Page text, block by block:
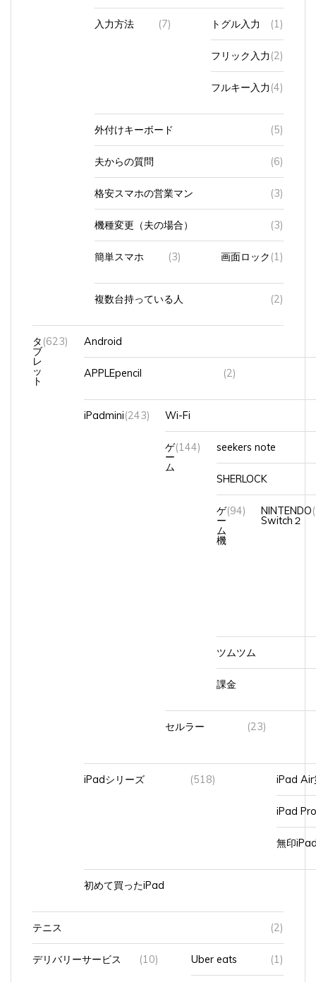
入力方法 (7) トグル入力 (1)
フリック入力 (2)
フルキー入力 (4)
外付けキーボード (5)
夫からの質問 (6)
格安スマホの営業マン (3)
機種変更（夫の場合） (3)
簡単スマホ (3) 画面ロック (1)
複数台持っている人 (2)
タ
ブ
レ
ッ
ト
(623) Android
APPLEpencil (2)
iPadmini(243) Wi-Fi
ゲ
ー
ム
(144) seekers note
SHERLOCK
ゲ
ー
ム
機
(94) NINTENDO
Switch２
ツムツム
課金
セルラー (23)
iPadシリーズ (518) iPad Air
iPad Pro
無印
初めて買ったiPad
テニス (2)
デリバリーサービス (10) Uber eats (1)